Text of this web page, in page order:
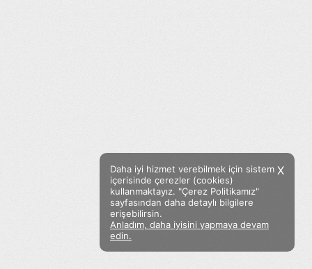
Facebook Twitter Instagram
Sözümoki © 2020 - V.8
X
Daha iyi hizmet verebilmek için sistem
içerisinde çerezler (cookies)
kullanmaktayız. "Çerez Politikamız"
sayfasından daha detaylı bilgilere
erişebilirsin.
Anladım, daha iyisini yapmaya devam
edin.